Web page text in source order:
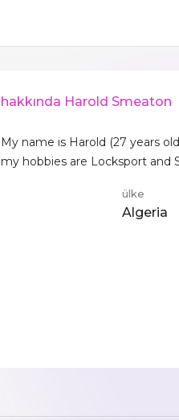
hakkında Harold Smeaton
My name is Harold (27 years
my hobbies are Locksport and
ülke
Algeria